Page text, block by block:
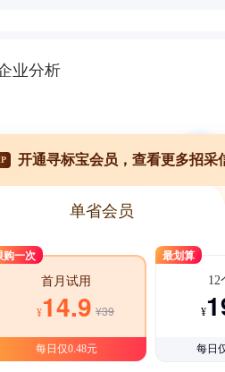
业分析
开通寻标宝会员，查看更多招采
单省会员
购一次
首月试用
¥14.9 ¥39
每日仅0.48元
最划算
12
¥
每日